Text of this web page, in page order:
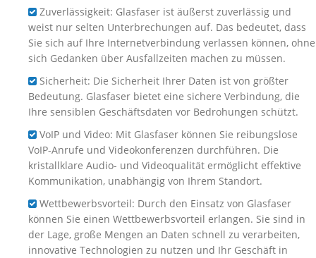
Zuverlässigkeit: Glasfaser ist äußerst zuverlässig und
weist nur selten Unterbrechungen auf. Das bedeutet, dass
Sie sich auf Ihre Internetverbindung verlassen können, ohne
sich Gedanken über Ausfallzeiten machen zu müssen.
Sicherheit: Die Sicherheit Ihrer Daten ist von größter
Bedeutung. Glasfaser bietet eine sichere Verbindung, die
Ihre sensiblen Geschäftsdaten vor Bedrohungen schützt.
VoIP und Video: Mit Glasfaser können Sie reibungslose
VoIP-Anrufe und Videokonferenzen durchführen. Die
kristallklare Audio- und Videoqualität ermöglicht effektive
Kommunikation, unabhängig von Ihrem Standort.
Wettbewerbsvorteil: Durch den Einsatz von Glasfaser
können Sie einen Wettbewerbsvorteil erlangen. Sie sind in
der Lage, große Mengen an Daten schnell zu verarbeiten,
innovative Technologien zu nutzen und Ihr Geschäft in